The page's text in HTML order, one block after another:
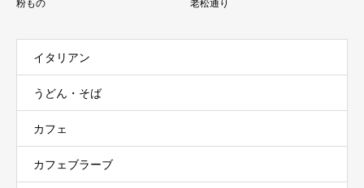
粉もの 老松通り
イタリアン
うどん・そば
カフェ
カフェブラーブ